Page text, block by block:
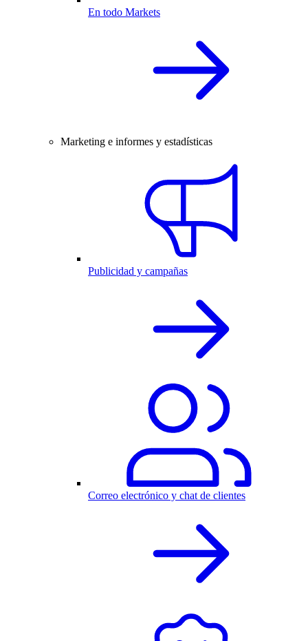
En todo Markets
Marketing e informes y estadísticas
Publicidad y campañas
Correo electrónico y chat de clientes